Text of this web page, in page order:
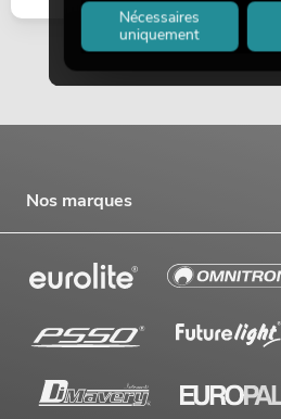
Nos marques
Nécessaires
uniquement